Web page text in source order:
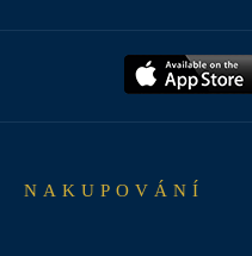
NAKUPOVÁNÍ